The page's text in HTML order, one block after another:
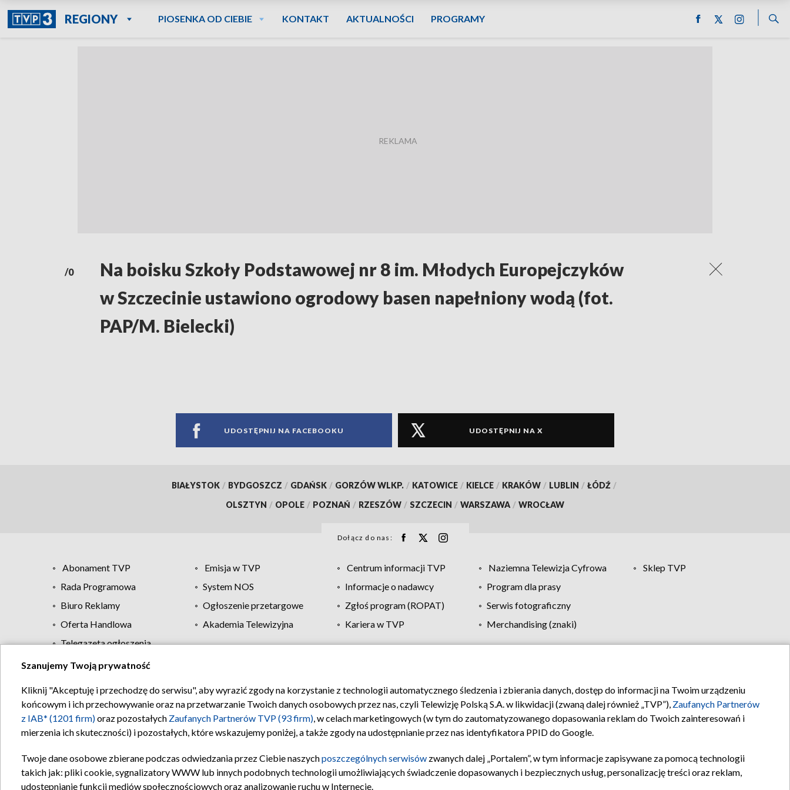
REGIONY PIOSENKA OD CIEBIE KONTAKT AKTUALNOŚCI PROGRAMY
/0
Na boisku Szkoły Podstawowej nr 8 im. Młodych Europejczyków
w Szczecinie ustawiono ogrodowy basen napełniony wodą (fot.
PAP/M. Bielecki)
UDOSTĘPNIJ NA FACEBOOKU UDOSTĘPNIJ NA X
BIAŁYSTOK / BYDGOSZCZ / GDAŃSK / GORZÓW WLKP. / KATOWICE / KIELCE / KRAKÓW / LUBLIN / ŁÓDŹ /
OLSZTYN / OPOLE / POZNAŃ / RZESZÓW / SZCZECIN / WARSZAWA / WROCŁAW
Dołącz do nas:
Abonament TVP Emisja w TVP Centrum informacji TVP Naziemna Telewizja Cyfrowa
Sklep TVP
Rada Programowa
System NOS Informacje o nadawcy
Program dla prasy
Biuro Reklamy
Ogłoszenie przetargowe Zgłoś program (ROPAT)
Serwis fotograficzny
Oferta Handlowa
Akademia Telewizyjna Kariera w TVP
Merchandising (znaki)
Telegazeta ogłoszenia
Regulamin TVP Polityka prywatności Moje zgody Pomoc Biuro reklamy Kontakt
Szanujemy Twoją prywatność
Kliknij "Akceptuję i przechodzę do serwisu", aby wyrazić zgody na korzystanie z technologii automatycznego śledzenia i zbierania danych, dostęp do informacji na Twoim urządzeniu
końcowym i ich przechowywanie oraz na przetwarzanie Twoich danych osobowych przez nas, czyli Telewizję Polską S.A. w likwidacji (zwaną dalej również „TVP”), Zaufanych Partnerów
z IAB* (1201 firm)oraz pozostałych Zaufanych Partnerów TVP (93 firm), w celach marketingowych (w tym do zautomatyzowanego dopasowania reklam do Twoich zainteresowań i
mierzenia ich skuteczności) i pozostałych, które wskazujemy poniżej, a także zgody na udostępnianie przez nas identyfikatora PPID do Google.
Twoje dane osobowe zbierane podczas odwiedzania przez Ciebie naszychposzczególnych serwisów zwanych dalej „Portalem”, w tym informacje zapisywane za pomocą technologii
takich jak: pliki cookie, sygnalizatory WWW lub innych podobnych technologii umożliwiających świadczenie dopasowanych i bezpiecznych usług, personalizację treści oraz reklam,
udostępnianie funkcji mediów społecznościowych oraz analizowanie ruchu w Internecie.